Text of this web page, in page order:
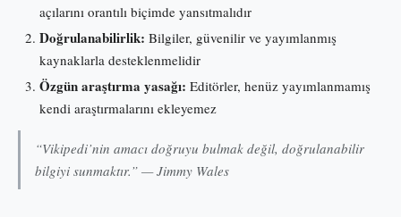
açılarını orantılı biçimde yansıtmalıdır
Doğrulanabilirlik: Bilgiler, güvenilir ve yayımlanmış
kaynaklarla desteklenmelidir
Özgün araştırma yasağı: Editörler, henüz yayımlanmamış
kendi araştırmalarını ekleyemez
“Vikipedi’nin amacı doğruyu bulmak değil, doğrulanabilir
bilgiyi sunmaktır.” — Jimmy Wales